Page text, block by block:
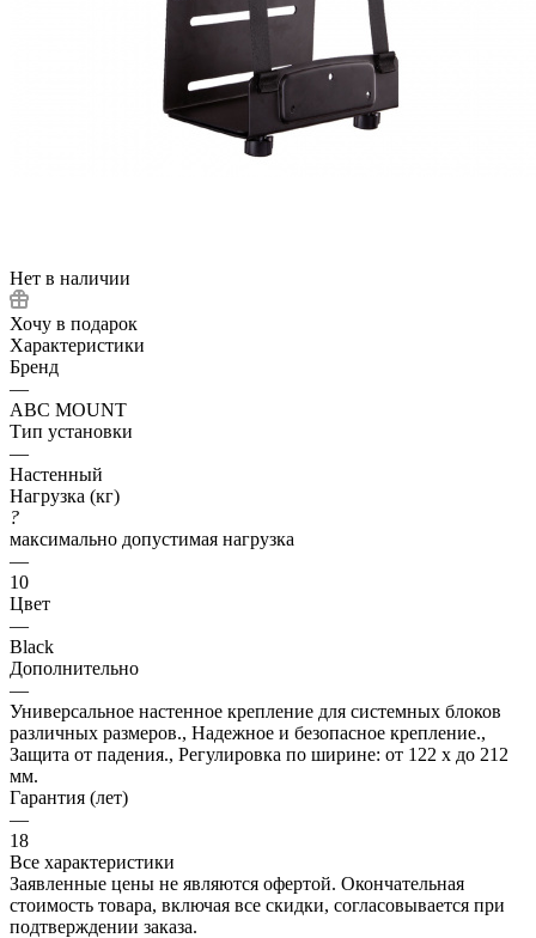
Нет в наличии
Хочу в подарок
Характеристики
Бренд
—
ABC MOUNT
Тип установки
—
Настенный
Нагрузка (кг)
?
максимально допустимая нагрузка
—
10
Цвет
—
Black
Дополнительно
—
Универсальное настенное крепление для системных блоков
различных размеров., Надежное и безопасное крепление.,
Защита от падения., Регулировка по ширине: от 122 x до 212
мм.
Гарантия (лет)
—
18
Все характеристики
Заявленные цены не являются офертой. Окончательная
стоимость товара, включая все скидки, согласовывается при
подтверждении заказа.